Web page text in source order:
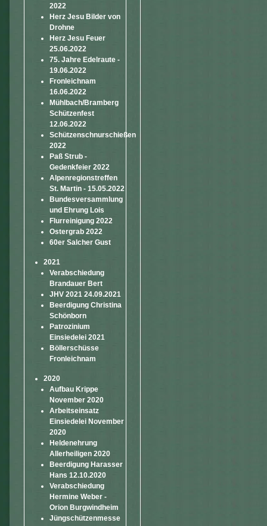
2022
Herz Jesu Bilder von
Drohne
Herz Jesu Feuer
25.06.2022
75. Jahre Edelraute -
19.06.2022
Fronleichnam
16.06.2022
Mühlbach/Bramberg
Schützenfest
12.06.2022
Schützenschnurschießen
2022
Paß Strub -
Gedenkfeier 2022
Alpenregionstreffen
St. Martin - 15.05.2022
Bundesversammlung
und Ehrung Lois
Flurreinigung 2022
Ostergrab 2022
60er Salcher Gust
2021
Verabschiedung
Brandauer Bert
JHV 2021 24.09.2021
Beerdigung Christina
Schönborn
Patrozinium
Einsiedelei 2021
Böllerschüsse
Fronleichnam
2020
Aufbau Krippe
November 2020
Arbeitseinsatz
Einsiedelei November
2020
Heldenehrung
Allerheiligen 2020
Beerdigung Harasser
Hans 12.10.2020
Verabschiedung
Hermine Weber -
Orion Burgwindheim
Jüngschützenmesse